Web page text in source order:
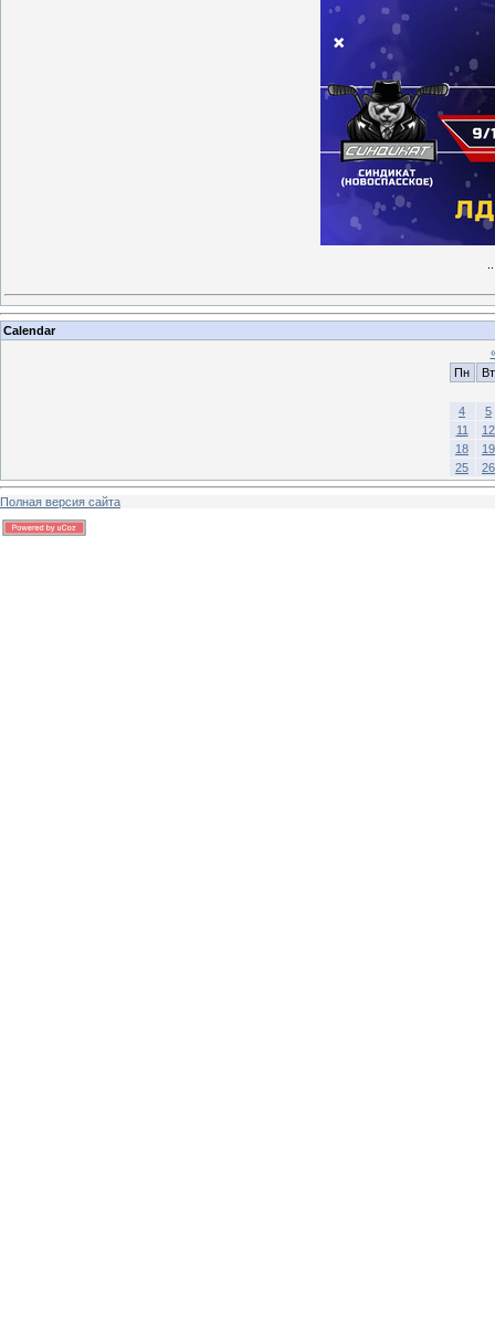
Calendar
Пн
Вт
4
5
11
12
18
19
25
26
Полная версия сайта